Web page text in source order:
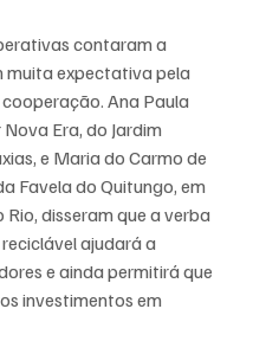
contaram a
muita expectativa pela
Ana Paula
Era, do Jardim
e Maria do Carmo de
Favela do Quitungo, em
disseram que a verba
ajudará a
e ainda permitirá que
investimentos em